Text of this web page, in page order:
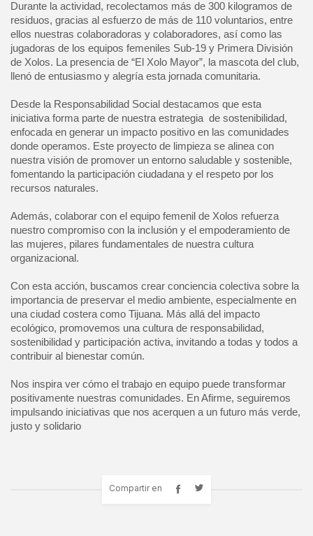
Durante la actividad, recolectamos más de 300 kilogramos de
residuos, gracias al esfuerzo de más de 110 voluntarios, entre
ellos nuestras colaboradoras y colaboradores, así como las
jugadoras de los equipos femeniles Sub-19 y Primera División
de Xolos. La presencia de “El Xolo Mayor”, la mascota del club,
llenó de entusiasmo y alegría esta jornada comunitaria.
Desde la Responsabilidad Social destacamos que esta
iniciativa forma parte de nuestra estrategia de sostenibilidad,
enfocada en generar un impacto positivo en las comunidades
donde operamos. Este proyecto de limpieza se alinea con
nuestra visión de promover un entorno saludable y sostenible,
fomentando la participación ciudadana y el respeto por los
recursos naturales.
Además, colaborar con el equipo femenil de Xolos refuerza
nuestro compromiso con la inclusión y el empoderamiento de
las mujeres, pilares fundamentales de nuestra cultura
organizacional.
Con esta acción, buscamos crear conciencia colectiva sobre la
importancia de preservar el medio ambiente, especialmente en
una ciudad costera como Tijuana. Más allá del impacto
ecológico, promovemos una cultura de responsabilidad,
sostenibilidad y participación activa, invitando a todas y todos a
contribuir al bienestar común.
Nos inspira ver cómo el trabajo en equipo puede transformar
positivamente nuestras comunidades. En Afirme, seguiremos
impulsando iniciativas que nos acerquen a un futuro más verde,
justo y solidario
Compartir en